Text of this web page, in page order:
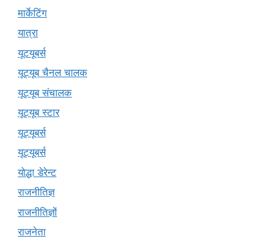
मार्केटिंग
यात्रा
यूटयूबर्स
यूट्यूब चैनल चालक
यूट्यूब संचालक
यूट्यूब स्टार
यूट्‍यूबर्स
यूट्यूबर्स
योद्धा डेरेन्ट
राजनीतिज्ञ
राजनीतिज्ञों
राजनेता